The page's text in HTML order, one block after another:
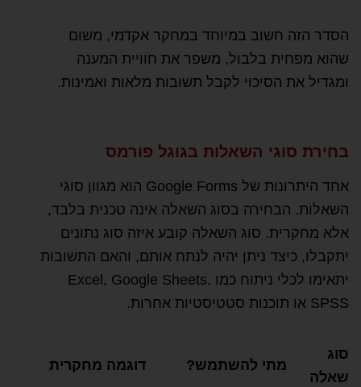
הסדר הזה חשוב במיוחד במחקר אקדמי, משום
שהוא מפחית בלבול, משפר את חוויית המענה
ומגדיל את הסיכוי לקבל תשובות מלאות ואמינות.
בחירת סוגי השאלות בגוגל פורמס
אחד היתרונות של Google Forms הוא מגוון סוגי
השאלות. הבחירה בסוג השאלה אינה טכנית בלבד,
אלא מחקרית. סוג השאלה קובע איזה סוג נתונים
יתקבלו, כיצד ניתן יהיה לנתח אותם, והאם התשובות
יתאימו לכלי ניתוח כמו Excel, Google Sheets,
SPSS או תוכנות סטטיסטיות אחרות.
סוג
שאלה
מתי להשתמש? דוגמה מחקרית